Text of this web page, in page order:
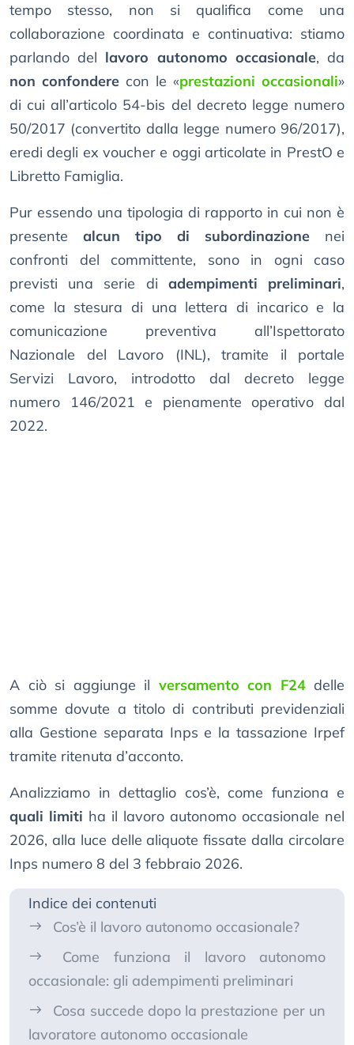
tempo stesso, non si qualifica come una
collaborazione coordinata e continuativa: stiamo
parlando del lavoro autonomo occasionale, da
non confondere con le «prestazioni occasionali»
di cui all’articolo 54-bis del decreto legge numero
50/2017 (convertito dalla legge numero 96/2017),
eredi degli ex voucher e oggi articolate in PrestO e
Libretto Famiglia.
Pur essendo una tipologia di rapporto in cui non è
presente alcun tipo di subordinazione nei
confronti del committente, sono in ogni caso
previsti una serie di adempimenti preliminari,
come la stesura di una lettera di incarico e la
comunicazione preventiva all’Ispettorato
Nazionale del Lavoro (INL), tramite il portale
Servizi Lavoro, introdotto dal decreto legge
numero 146/2021 e pienamente operativo dal
2022.
A ciò si aggiunge il versamento con F24delle
somme dovute a titolo di contributi previdenziali
alla Gestione separata Inps e la tassazione Irpef
tramite ritenuta d’acconto.
Analizziamo in dettaglio cos’è, come funziona e
quali limiti ha il lavoro autonomo occasionale nel
2026, alla luce delle aliquote fissate dalla circolare
Inps numero 8 del 3 febbraio 2026.
Indice dei contenuti
Cos’è il lavoro autonomo occasionale?
Come funziona il lavoro autonomo
occasionale: gli adempimenti preliminari
Cosa succede dopo la prestazione per un
lavoratore autonomo occasionale